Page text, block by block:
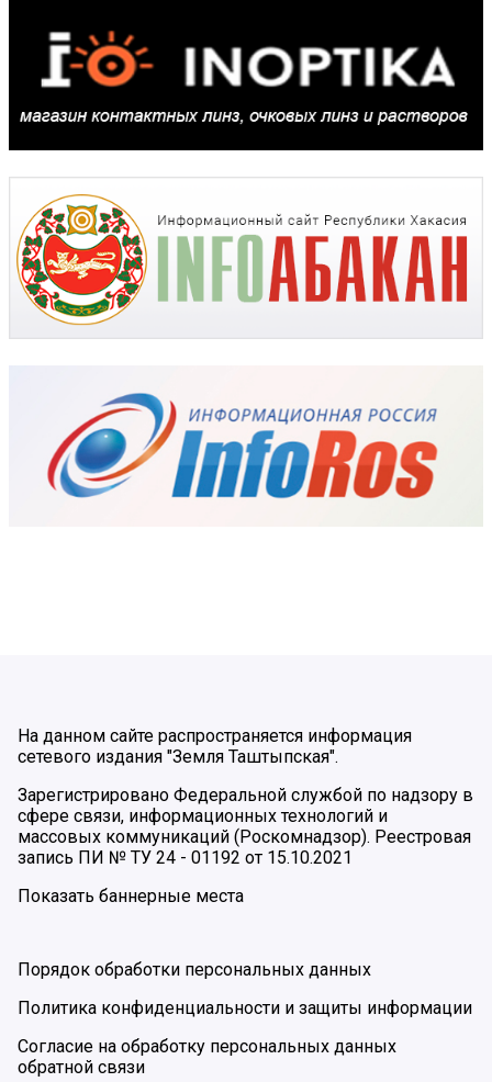
На данном сайте распространяется информация
сетевого издания "Земля Таштыпская".
Зарегистрировано Федеральной службой по надзору в
сфере связи, информационных технологий и
массовых коммуникаций (Роскомнадзор). Реестровая
запись ПИ № ТУ 24 - 01192 от 15.10.2021
Показать баннерные места
Порядок обработки персональных данных
Политика конфиденциальности и защиты информации
Согласие на обработку персональных данных
обратной связи